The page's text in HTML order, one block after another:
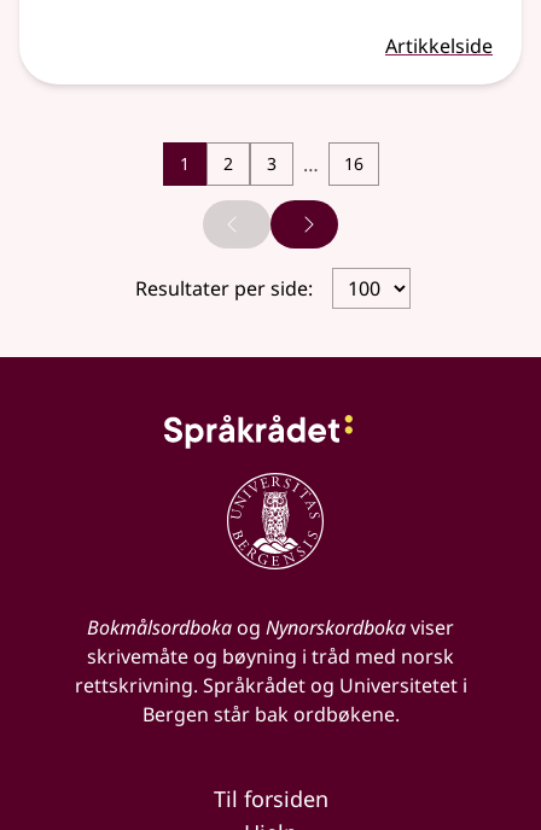
Artikkelside
1 2 3 … 16
Forrige sideNeste side
Resultater per side:
Bokmålsordbokaog Nynorskordbokaviser
skrivemåte og bøyning i tråd med norsk
rettskrivning. Språkrådet og Universitetet i
Bergen står bak ordbøkene.
Til forsiden